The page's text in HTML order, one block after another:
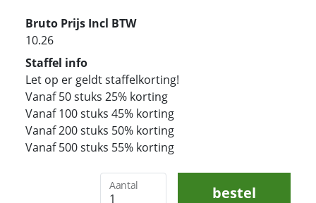
Bruto Prijs Incl BTW
10.26
Staffel info
Let op er geldt staffelkorting!
Vanaf 50 stuks 25% korting
Vanaf 100 stuks 45% korting
Vanaf 200 stuks 50% korting
Vanaf 500 stuks 55% korting
Aantal bestel